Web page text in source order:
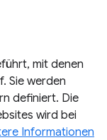
mit denen
Sie werden
definiert. Die
wird bei
Informationen